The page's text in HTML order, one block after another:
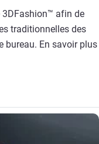
afin de
traditionnelles des
bureau. En savoir plus